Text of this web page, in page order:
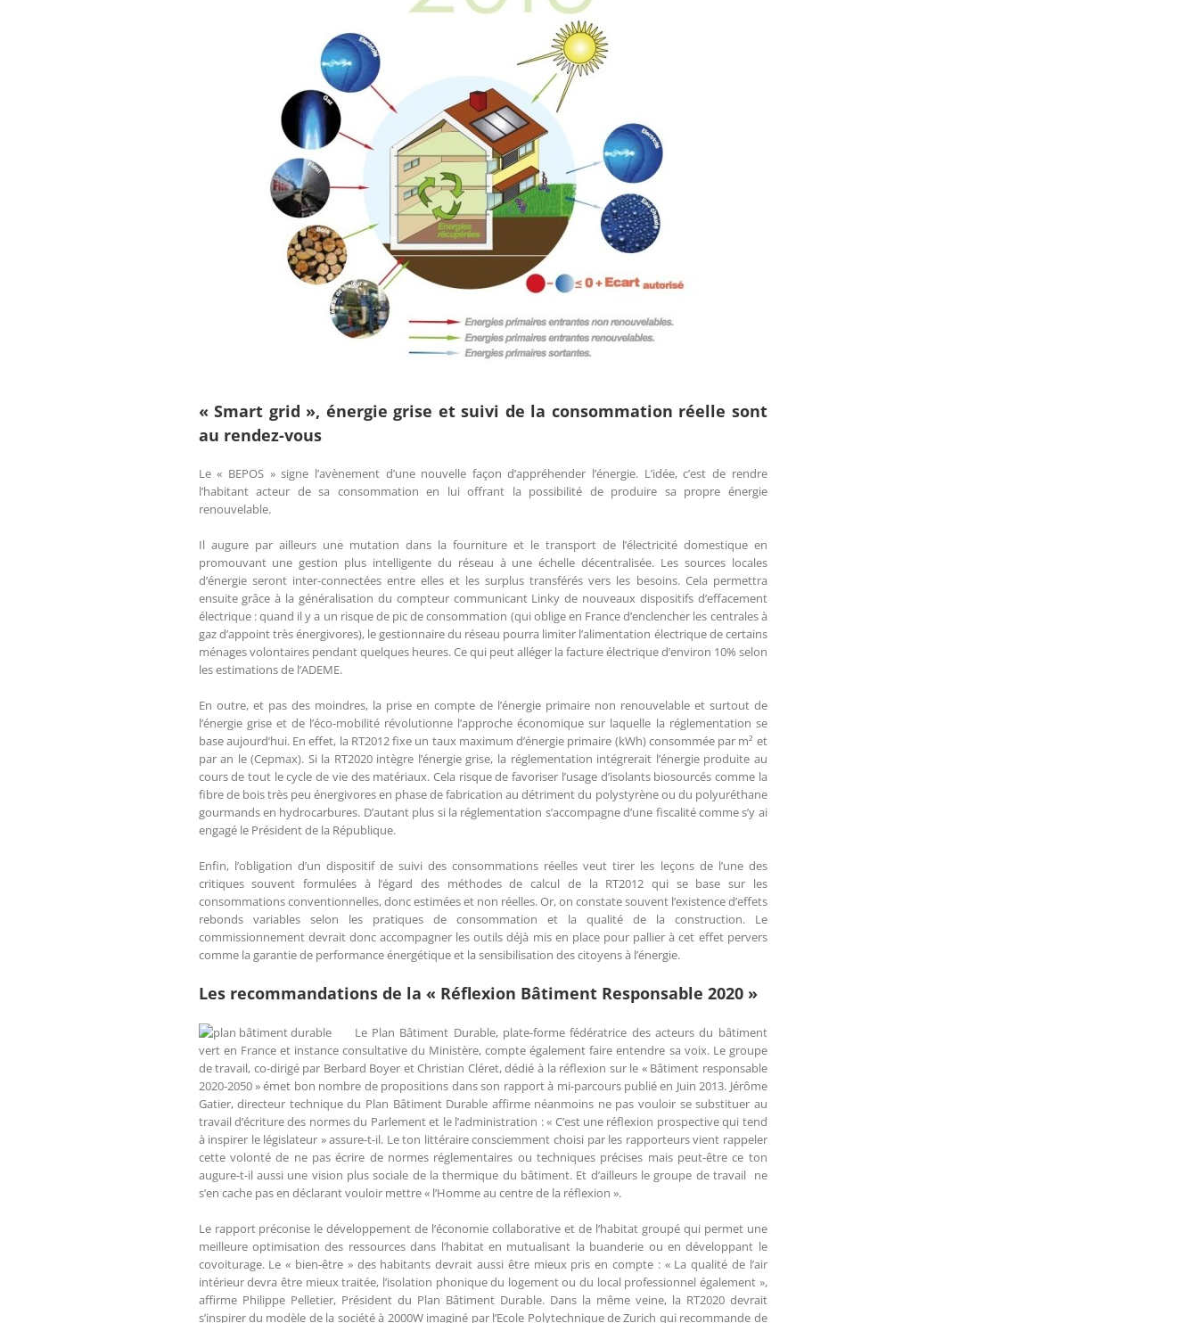
« Smart grid », énergie grise et suivi de la consommation réelle sont
au rendez-vous
Le « BEPOS » signe l’avènement d’une nouvelle façon d’appréhender l’énergie. L’idée, c’est de rendre
l’habitant acteur de sa consommation en lui offrant la possibilité de produire sa propre énergie
renouvelable.
Il augure par ailleurs une mutation dans la fourniture et le transport de l’électricité domestique en
promouvant une gestion plus intelligente du réseau à une échelle décentralisée. Les sources locales
d’énergie seront inter-connectées entre elles et les surplus transférés vers les besoins. Cela permettra
ensuite grâce à la généralisation du compteur communicant Linky de nouveaux dispositifs d’effacement
électrique : quand il y a un risque de pic de consommation (qui oblige en France d’enclencher les centrales à
gaz d’appoint très énergivores), le gestionnaire du réseau pourra limiter l’alimentation électrique de certains
ménages volontaires pendant quelques heures. Ce qui peut alléger la facture électrique d’environ 10% selon
les estimations de l’ADEME.
En outre, et pas des moindres, la prise en compte de l’énergie primaire non renouvelable et surtout de
l’énergie grise et de l’éco-mobilité révolutionne l’approche économique sur laquelle la réglementation se
base aujourd’hui. En effet, la RT2012 fixe un taux maximum d’énergie primaire (kWh) consommée par m² et
par an le (Cepmax). Si la RT2020 intègre l’énergie grise, la réglementation intégrerait l’énergie produite au
cours de tout le cycle de vie des matériaux. Cela risque de favoriser l’usage d’isolants biosourcés comme la
fibre de bois très peu énergivores en phase de fabrication au détriment du polystyrène ou du polyuréthane
gourmands en hydrocarbures. D’autant plus si la réglementation s’accompagne d’une fiscalité comme s’y ai
engagé le Président de la République.
Enfin, l’obligation d’un dispositif de suivi des consommations réelles veut tirer les leçons de l’une des
critiques souvent formulées à l’égard des méthodes de calcul de la RT2012 qui se base sur les
consommations conventionnelles, donc estimées et non réelles. Or, on constate souvent l’existence d’effets
rebonds variables selon les pratiques de consommation et la qualité de la construction. Le
commissionnement devrait donc accompagner les outils déjà mis en place pour pallier à cet effet pervers
comme la garantie de performance énergétique et la sensibilisation des citoyens à l’énergie.
Les recommandations de la « Réflexion Bâtiment Responsable 2020 »
Le Plan Bâtiment Durable, plate-forme fédératrice des acteurs du bâtiment
vert en France et instance consultative du Ministère, compte également faire entendre sa voix. Le groupe
de travail, co-dirigé par Berbard Boyer et Christian Cléret, dédié à la réflexion sur le « Bâtiment responsable
2020-2050 » émet bon nombre de propositions dans son rapport à mi-parcours publié en Juin 2013. Jérôme
Gatier, directeur technique du Plan Bâtiment Durable affirme néanmoins ne pas vouloir se substituer au
travail d’écriture des normes du Parlement et le l’administration : « C’est une réflexion prospective qui tend
à inspirer le législateur » assure-t-il. Le ton littéraire consciemment choisi par les rapporteurs vient rappeler
cette volonté de ne pas écrire de normes réglementaires ou techniques précises mais peut-être ce ton
augure-t-il aussi une vision plus sociale de la thermique du bâtiment. Et d’ailleurs le groupe de travail ne
s’en cache pas en déclarant vouloir mettre « l’Homme au centre de la réflexion ».
Le rapport préconise le développement de l’économie collaborative et de l’habitat groupé qui permet une
meilleure optimisation des ressources dans l’habitat en mutualisant la buanderie ou en développant le
covoiturage. Le « bien-être » des habitants devrait aussi être mieux pris en compte : « La qualité de l’air
intérieur devra être mieux traitée, l’isolation phonique du logement ou du local professionnel également »,
affirme Philippe Pelletier, Président du Plan Bâtiment Durable. Dans la même veine, la RT2020 devrait
s’inspirer du modèle de la société à 2000W imaginé par l’Ecole Polytechnique de Zurich qui recommande de